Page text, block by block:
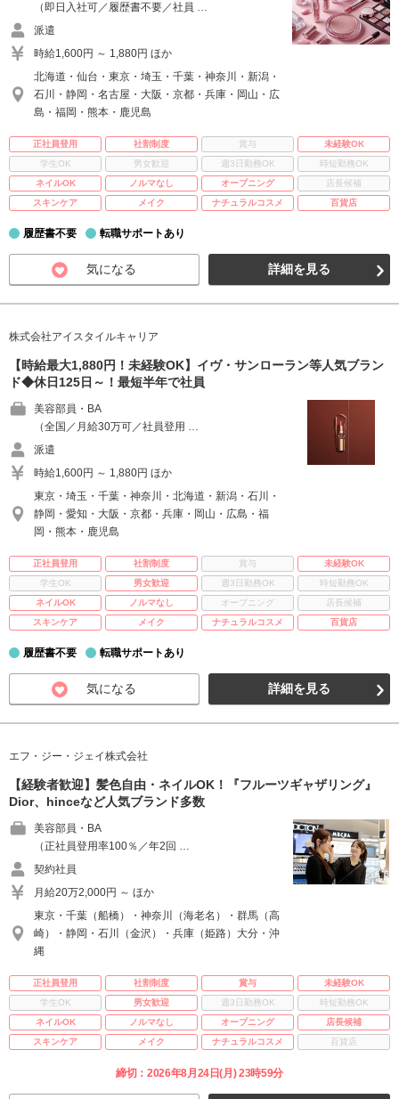
（即日入社可／履歴書不要／社員 …
派遣
時給1,600円 ～ 1,880円 ほか
北海道・仙台・東京・埼玉・千葉・神奈川・新潟・
石川・静岡・名古屋・大阪・京都・兵庫・岡山・広
島・福岡・熊本・鹿児島
正社員登用 社割制度 賞与
未経験OK
学生OK
男女歓迎 週3日勤務OK
時短勤務OK
ネイルOK
ノルマなし オープニング
店長候補
スキンケア
メイク ナチュラルコスメ 百貨店
履歴書不要 転職サポートあり
気になる 詳細を見る
株式会社アイスタイルキャリア
【時給最大1,880円！未経験OK】イヴ・サンローラン等人気ブラン
ド◆休日125日～！最短半年で社員
美容部員・BA
（全国／月給30万可／社員登用 …
派遣
時給1,600円 ～ 1,880円 ほか
東京・埼玉・千葉・神奈川・北海道・新潟・石川・
静岡・愛知・大阪・京都・兵庫・岡山・広島・福
岡・熊本・鹿児島
正社員登用 社割制度 賞与
未経験OK
学生OK
男女歓迎 週3日勤務OK
時短勤務OK
ネイルOK
ノルマなし オープニング
店長候補
スキンケア
メイク ナチュラルコスメ 百貨店
履歴書不要 転職サポートあり
気になる 詳細を見る
エフ・ジー・ジェイ株式会社
【経験者歓迎】髪色自由・ネイルOK！『フルーツギャザリング』
Dior、hinceなど人気ブランド多数
美容部員・BA
（正社員登用率100％／年2回 …
契約社員
月給20万2,000円 ～ ほか
東京・千葉（船橋）・神奈川（海老名）・群馬（高
崎）・静岡・石川（金沢）・兵庫（姫路）大分・沖
縄
正社員登用 社割制度 賞与
未経験OK
学生OK
男女歓迎 週3日勤務OK
時短勤務OK
ネイルOK
ノルマなし オープニング
店長候補
スキンケア
メイク ナチュラルコスメ 百貨店
締切：2026年8月24日(月) 23時59分